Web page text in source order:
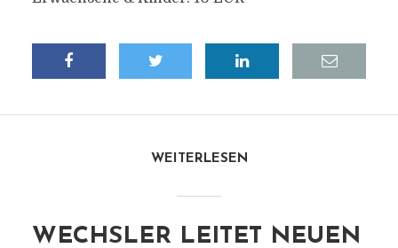
WEITERLESEN
WECHSLER LEITET NEUEN